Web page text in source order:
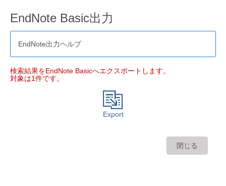
EndNote Basic出力
EndNote出力ヘルプ
検索結果をEndNote Basicへエクスポートします。
対象は1件です。
Export